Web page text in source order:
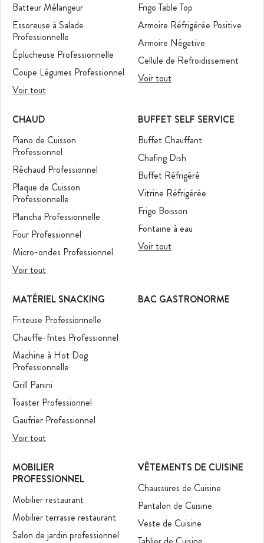
Batteur Mélangeur
Essoreuse à Salade
Professionnelle
Éplucheuse Professionnelle
Coupe Légumes Professionnel
Voir tout
Frigo Table Top
Armoire Réfrigérée Positive
Armoire Négative
Cellule de Refroidissement
Voir tout
CHAUD
Piano de Cuisson
Professionnel
Réchaud Professionnel
Plaque de Cuisson
Professionnelle
Plancha Professionnelle
Four Professionnel
Micro-ondes Professionnel
Voir tout
BUFFET SELF SERVICE
Buffet Chauffant
Chafing Dish
Buffet Réfrigéré
Vitrine Réfrigérée
Frigo Boisson
Fontaine à eau
Voir tout
MATÉRIEL SNACKING
Friteuse Professionnelle
Chauffe-frites Professionnel
Machine à Hot Dog
Professionnelle
Grill Panini
Toaster Professionnel
Gaufrier Professionnel
Voir tout
BAC GASTRONORME
MOBILIER
PROFESSIONNEL
Mobilier restaurant
Mobilier terrasse restaurant
Salon de jardin professionnel
VÊTEMENTS DE CUISINE
Chaussures de Cuisine
Pantalon de Cuisine
Veste de Cuisine